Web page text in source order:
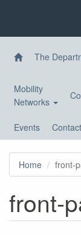
The
Mobility
Networks
Events Contact
Home front-
front-